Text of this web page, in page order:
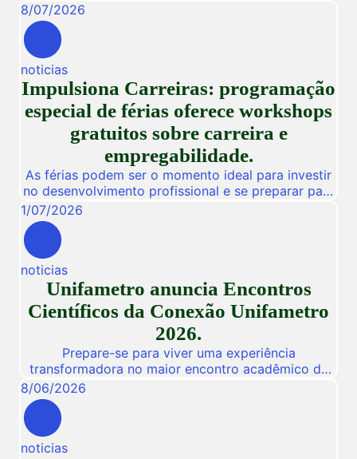
8/07/2026
noticias
Impulsiona Carreiras: programação
especial de férias oferece workshops
gratuitos sobre carreira e
empregabilidade.
As férias podem ser o momento ideal para investir
no desenvolvimento profissional e se preparar para
novas oportunidades no mercado de trabalho.
Pensando nisso, a Unifametro Carreiras promoverá,
de 27 a 31 de julho, o Impulsiona Carreiras, uma
programação especial de férias composta por
workshops online e gratuitos voltados para alunos,
egressos e público interessado. […]
1/07/2026
noticias
Unifametro anuncia Encontros
Científicos da Conexão Unifametro
2026.
Prepare-se para viver uma experiência
transformadora no maior encontro acadêmico da
nossa instituição! De 03 a 05 de Novembro de
2026, a Unifametro abre suas portas para a
Conexão Unifametro 2026, um evento presencial
dedicado a fomentar a inovação, a troca de
vivências profissionais e a disseminação de
8/06/2026
noticias